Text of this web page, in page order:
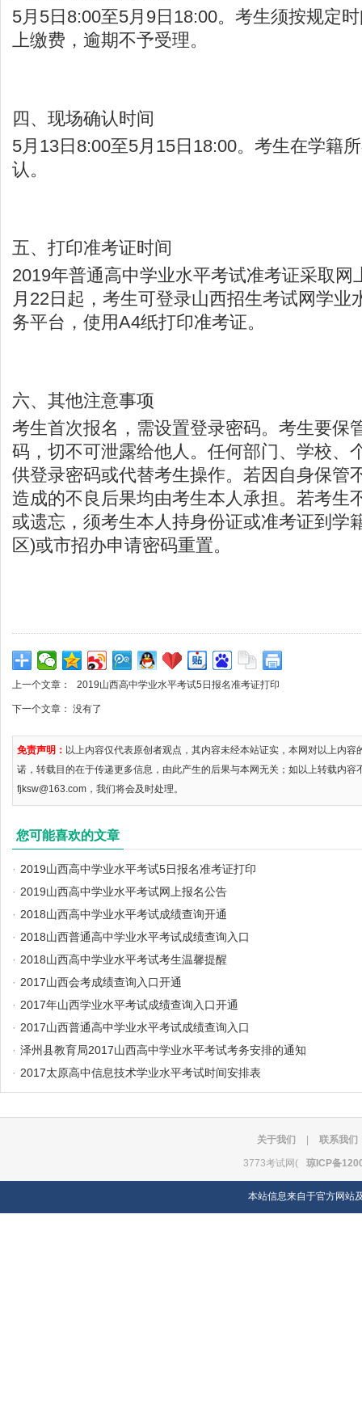
5月5日8:00至5月9日18:00。考生须按规定
上缴费，逾期不予受理。
四、现场确认时间
5月13日8:00至5月15日18:00。考生在学籍
认。
五、打印准考证时间
2019年普通高中学业水平考试准考证采取网
月22日起，考生可登录山西招生考试网学业
务平台，使用A4纸打印准考证。
六、其他注意事项
考生首次报名，需设置登录密码。考生要保
码，切不可泄露给他人。任何部门、学校、
供登录密码或代替考生操作。若因自身保管
造成的不良后果均由考生本人承担。若考生
或遗忘，须考生本人持身份证或准考证到学
区)或市招办申请密码重置。
上一个文章： 2019山西高中学业水平考试5日报名准考证打印
下一个文章： 没有了
免责声明： 以上内容仅代表原创者观点，其内容未经本站证实，本网对以上内
诺，转载目的在于传递更多信息，由此产生的后果与本网无关；如以上转载内容
fjksw@163.com，我们将会及时处理。
您可能喜欢的文章
· 2019山西高中学业水平考试5日报名准考证打印
· 2019山西高中学业水平考试网上报名公告
· 2018山西高中学业水平考试成绩查询开通
· 2018山西普通高中学业水平考试成绩查询入口
· 2018山西高中学业水平考试考生温馨提醒
· 2017山西会考成绩查询入口开通
· 2017年山西学业水平考试成绩查询入口开通
· 2017山西普通高中学业水平考试成绩查询入口
· 泽州县教育局2017山西高中学业水平考试考务安排的通知
· 2017太原高中信息技术学业水平考试时间安排表
关于我们 联系我们
3773考试网( 琼ICP备
本站信息来自于官方网站